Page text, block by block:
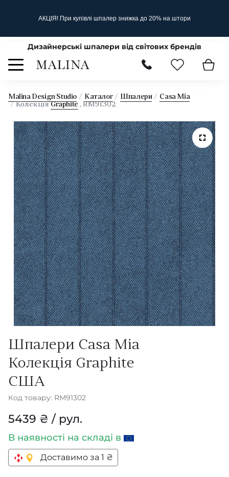
АКЦІЯ! При купівлі шпалер знижка до 20% на штори
Дизайнерські шпалери від світових брендів
Malina Design Studio Каталог Шпалери
Casa Mia
Колекція Graphite , RM91302
Шпалери Casa Mia
Колекція Graphite
США
Код товару: RM91302
5439 ₴ / рул.
В наявності на складі в
Доставимо за 1 ₴